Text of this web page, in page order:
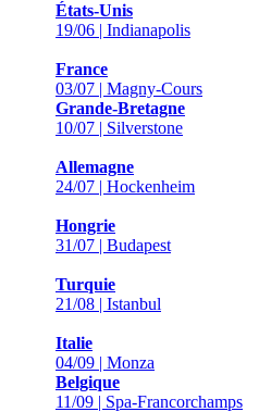
États-Unis
19/06 | Indianapolis
France
03/07 | Magny-Cours
Grande-Bretagne
10/07 | Silverstone
Allemagne
24/07 | Hockenheim
Hongrie
31/07 | Budapest
Turquie
21/08 | Istanbul
Italie
04/09 | Monza
Belgique
11/09 | Spa-Francorchamps